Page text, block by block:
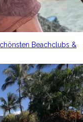
Beachclubs &